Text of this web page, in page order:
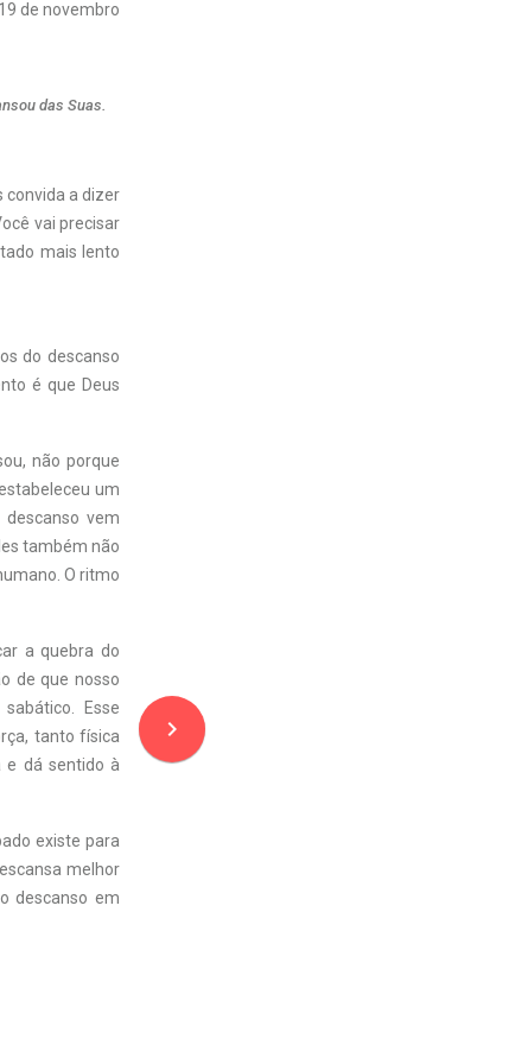
19 de novembro
das Suas.
convida a dizer
vai precisar
mais lento
do descanso
é que Deus
não porque
um
vem
também não
O ritmo
a quebra do
de que nosso
Esse
tanto física
e dá sentido à
existe para
melhor
descanso em
navigate_next